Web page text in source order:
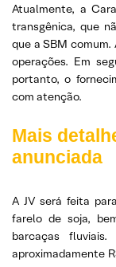
Atualmente, a
transgênica, que
que a SBM
operações. Em
portanto, o
com atenção.
Mais
anunciada
A JV será feita
farelo de soja,
barcaças
aproximadamente